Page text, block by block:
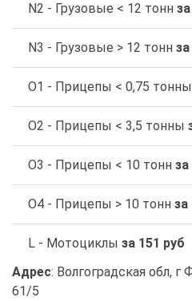
N2 - Грузовые < 12 тонн
N3 - Грузовые > 12 тонн
O1 - Прицепы < 0,75 тонны
O2 - Прицепы < 3,5 тонны
O3 - Прицепы < 10 тонн за
O4 - Прицепы > 10 тонн за
L - Мотоциклы за 151 руб
Адрес: Волгоградская обл, г
61/5